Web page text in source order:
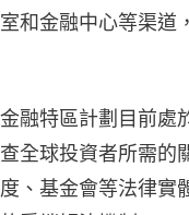
和金融中心等渠道
融特區計劃目前處
全球投資者所需的
、基金會等法律實